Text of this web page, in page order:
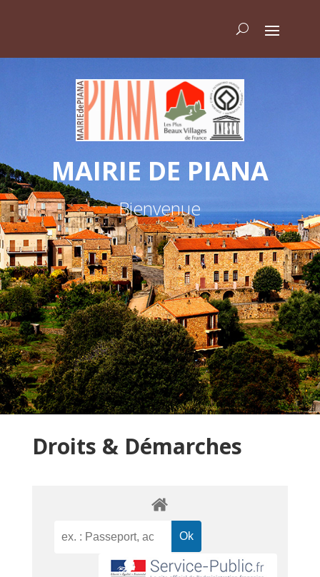
MAIRIE DE PIANA
Bienvenue
Droits & Démarches